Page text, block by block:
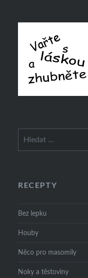
RECEPTY
Bez lepku
Houby
Něco pro masomily
Noky a těstoviny